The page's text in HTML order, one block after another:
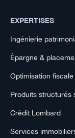
EXPERTISES
Ingénierie
Épargne &
Optimisation fiscale
Produits structurés
Crédit Lombard
Services